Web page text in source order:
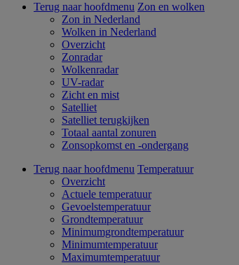
Terug naar hoofdmenu Zon en wolken
Zon in Nederland
Wolken in Nederland
Overzicht
Zonradar
Wolkenradar
UV-radar
Zicht en mist
Satelliet
Satelliet terugkijken
Totaal aantal zonuren
Zonsopkomst en -ondergang
Terug naar hoofdmenu Temperatuur
Overzicht
Actuele temperatuur
Gevoelstemperatuur
Grondtemperatuur
Minimumgrondtemperatuur
Minimumtemperatuur
Maximumtemperatuur